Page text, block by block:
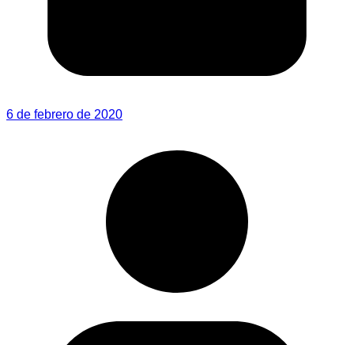
6 de febrero de 2020